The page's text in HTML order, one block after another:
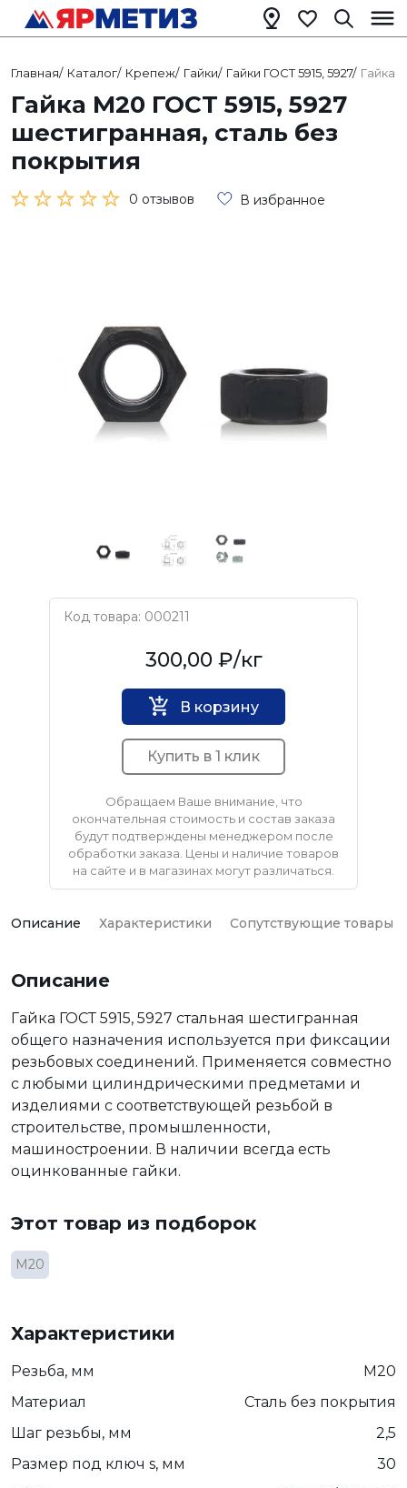
Главная/ Каталог/ Крепеж/ Гайки/ Гайки ГОСТ 5915, 5927/ Гайка
Гайка М20 ГОСТ 5915, 5927
шестигранная, сталь без
покрытия
0 отзывов В избранное
Код товара: 000211
Нет бренда300,00 ₽/кг
В корзину
Купить в 1 клик
Обращаем Ваше внимание, что
окончательная стоимость и состав заказа
будут подтверждены менеджером после
обработки заказа. Цены и наличие товаров
на сайте и в магазинах могут различаться.
Описание Характеристики Сопутствующие товары
Описание
Гайка ГОСТ 5915, 5927 стальная шестигранная
общего назначения используется при фиксации
резьбовых соединений. Применяется совместно
с любыми цилиндрическими предметами и
изделиями с соответствующей резьбой в
строительстве, промышленности,
машиностроении. В наличии всегда есть
оцинкованные гайки.
Этот товар из подборок
М20
Характеристики
Резьба, мм
М20
Материал
Сталь без покрытия
Шаг резьбы, мм
2,5
Размер под ключ s, мм
30